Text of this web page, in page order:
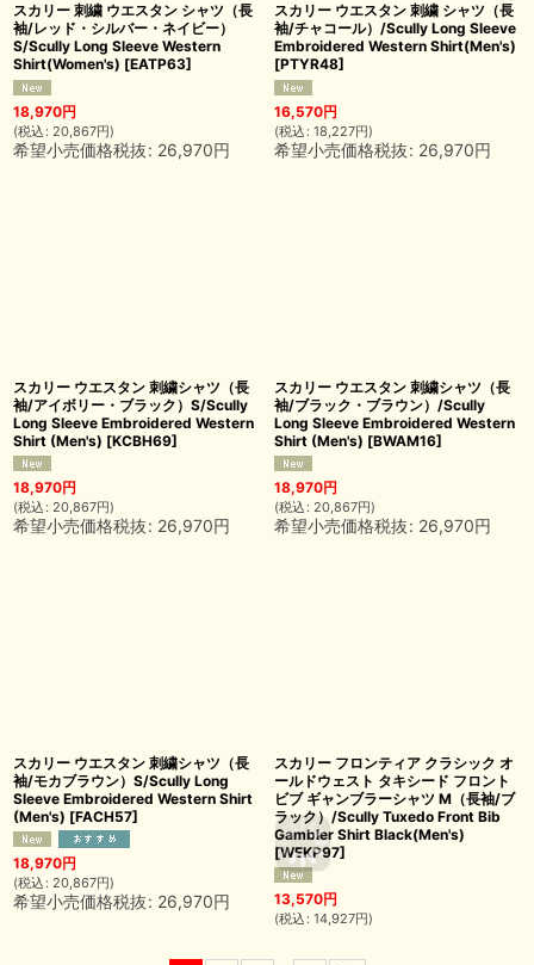
スカリー 刺繍 ウエスタン シャツ（長
袖/レッド・シルバー・ネイビー）
S/Scully Long Sleeve Western
Shirt(Women's) [EATP63]
18,970円
(税込 : 20,867円)
希望小売価格税抜: 26,970円
スカリー ウエスタン 刺繍 シャツ（長
袖/チャコール）/Scully Long Sleeve
Embroidered Western Shirt(Men's)
[PTYR48]
16,570円
(税込 : 18,227円)
希望小売価格税抜: 26,970円
スカリー ウエスタン 刺繍シャツ（長
袖/アイボリー・ブラック）S/Scully
Long Sleeve Embroidered Western
Shirt (Men's) [KCBH69]
18,970円
(税込 : 20,867円)
希望小売価格税抜: 26,970円
スカリー ウエスタン 刺繍シャツ（長
袖/ブラック・ブラウン）/Scully
Long Sleeve Embroidered Western
Shirt (Men's) [BWAM16]
18,970円
(税込 : 20,867円)
希望小売価格税抜: 26,970円
スカリー ウエスタン 刺繍シャツ（長
袖/モカブラウン）S/Scully Long
Sleeve Embroidered Western Shirt
(Men's) [FACH57]
18,970円
(税込 : 20,867円)
希望小売価格税抜: 26,970円
スカリー フロンティア クラシック オ
ールドウェスト タキシード フロント
ビブ ギャンブラーシャツ M（長袖/ブ
ラック）/Scully Tuxedo Front Bib
Gambler Shirt Black(Men's)
[WEKP97]
13,570円
(税込 : 14,927円)